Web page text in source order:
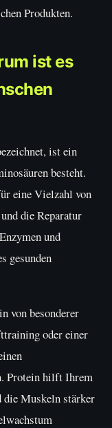
Produkten.
ist es
ist ein
besteht.
eine Vielzahl von
die Reparatur
und
gesunden
von besonderer
oder einer
Protein hilft Ihrem
die Muskeln stärker